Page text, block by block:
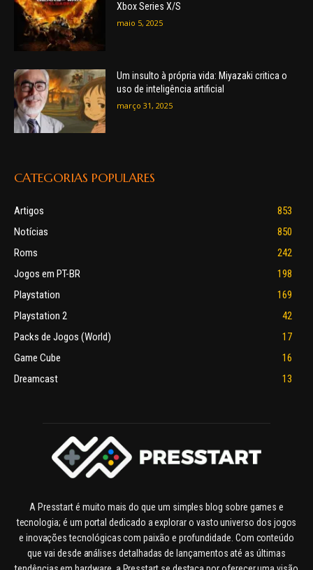
Xbox Series X/S
maio 5, 2025
Um insulto à própria vida: Miyazaki critica o
uso de inteligência artificial
março 31, 2025
CATEGORIAS POPULARES
Artigos
853
Notícias
850
Roms
242
Jogos em PT-BR
198
Playstation
169
Playstation 2
42
Packs de Jogos (World)
17
Game Cube
16
Dreamcast
13
A Presstart é muito mais do que um simples blog sobre games e
tecnologia; é um portal dedicado a explorar o vasto universo dos jogos
e inovações tecnológicas com paixão e profundidade. Com conteúdo
que vai desde análises detalhadas de lançamentos até as últimas